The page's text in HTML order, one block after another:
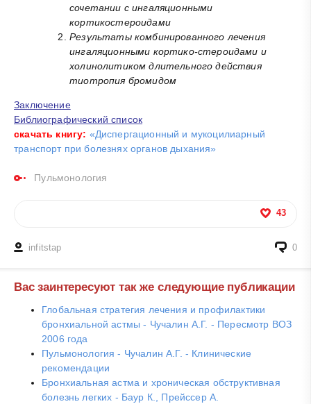
сочетании с ингаляционными
кортикостероидами
Результаты комбинированного лечения
ингаляционными кортико-стероидами и
холинолитиком длительного действия
тиотропия бромидом
Заключение
Библиографический список
скачать книгу: «Диспергационный и мукоцилиарный
транспорт при болезнях органов дыхания»
Пульмонология
43
infitstap 0
Вас заинтересуют так же следующие публикации
Глобальная стратегия лечения и профилактики
бронхиальной астмы - Чучалин А.Г. - Пересмотр ВОЗ
2006 года
Пульмонология - Чучалин А.Г. - Клинические
рекомендации
Бронхиальная астма и хроническая обструктивная
болезнь легких - Баур К., Прейссер А.